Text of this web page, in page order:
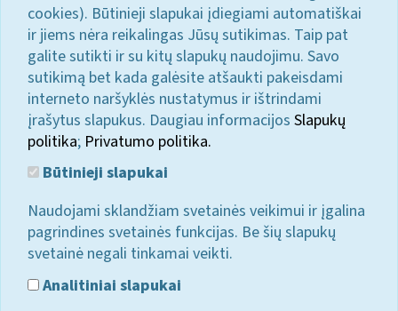
cookies). Būtinieji slapukai įdiegiami automatiškai
ir jiems nėra reikalingas Jūsų sutikimas. Taip pat
galite sutikti ir su kitų slapukų naudojimu. Savo
sutikimą bet kada galėsite atšaukti pakeisdami
interneto naršyklės nustatymus ir ištrindami
įrašytus slapukus. Daugiau informacijos Slapukų
politika; Privatumo politika.
Būtinieji slapukai
Naudojami sklandžiam svetainės veikimui ir įgalina
pagrindines svetainės funkcijas. Be šių slapukų
svetainė negali tinkamai veikti.
Analitiniai slapukai